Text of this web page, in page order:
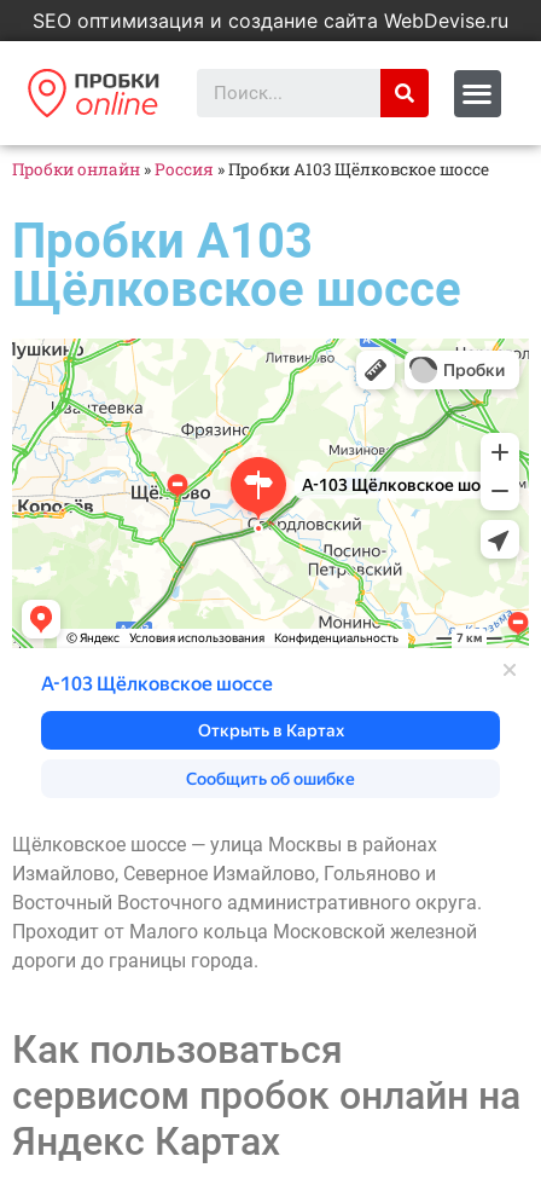
SEO оптимизация и создание сайта WebDevise.ru
Пробки онлайн »Россия »Пробки А103 Щёлковское шоссе
Пробки А103
Щёлковское шоссе
Яндекс Карты
А-103 Щёлковское шоссе — Яндекс Карты
Щёлковское шоссе — улица Москвы в районах
Измайлово, Северное Измайлово, Гольяново и
Восточный Восточного административного округа.
Проходит от Малого кольца Московской железной
дороги до границы города.
Как пользоваться
сервисом пробок онлайн на
Яндекс Картах